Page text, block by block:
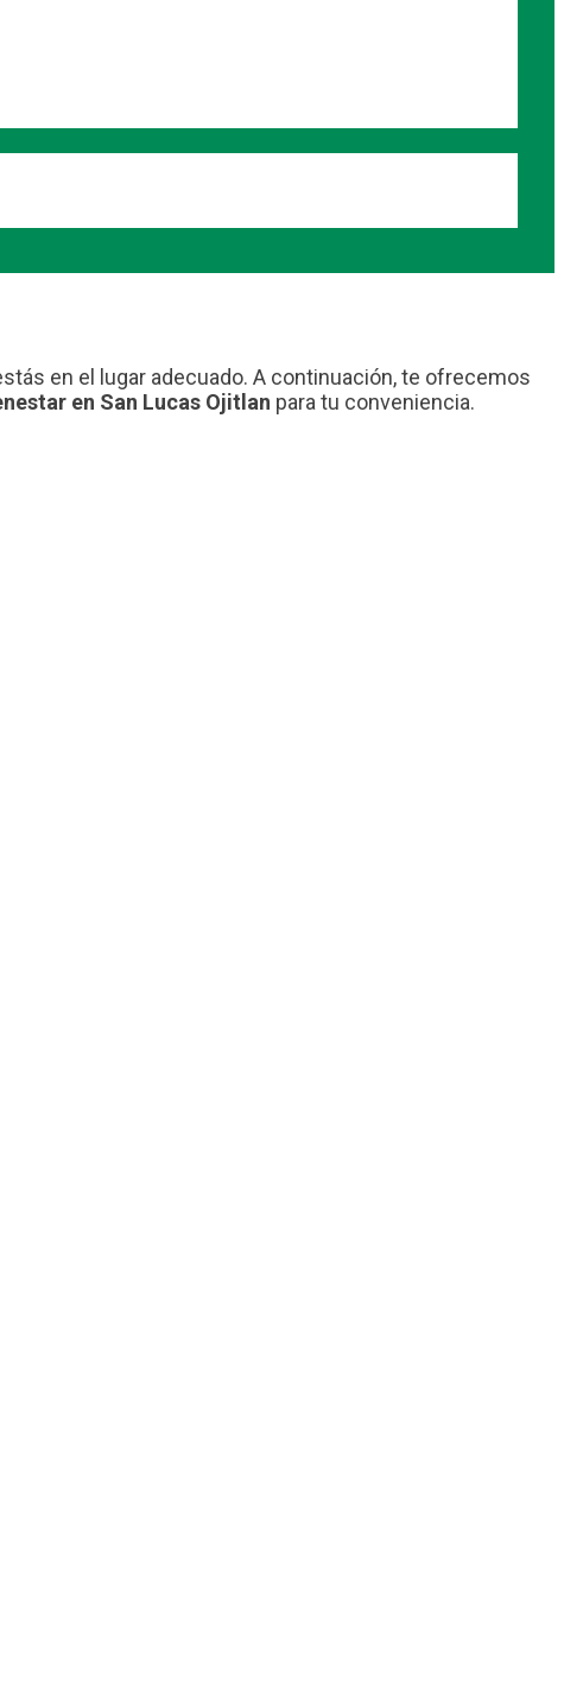
en el lugar adecuado. A continuación, te ofrecemos
en San Lucas Ojitlan para tu conveniencia.